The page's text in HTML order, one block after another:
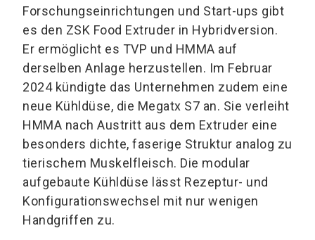
Forschungseinrichtungen und Start-ups gibt
es den ZSK Food Extruder in Hybridversion.
Er ermöglicht es TVP und HMMA auf
derselben Anlage herzustellen. Im Februar
2024 kündigte das Unternehmen zudem eine
neue Kühldüse, die Megatx S7 an. Sie verleiht
HMMA nach Austritt aus dem Extruder eine
besonders dichte, faserige Struktur analog zu
tierischem Muskelfleisch. Die modular
aufgebaute Kühldüse lässt Rezeptur- und
Konfigurationswechsel mit nur wenigen
Handgriffen zu.